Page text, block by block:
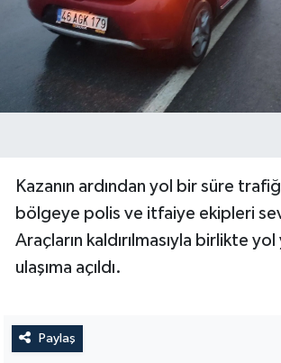
Kazanın ardından yol bir süre
bölgeye polis ve itfaiye ekipleri
Araçların kaldırılmasıyla birlikte
ulaşıma açıldı.
Paylaş